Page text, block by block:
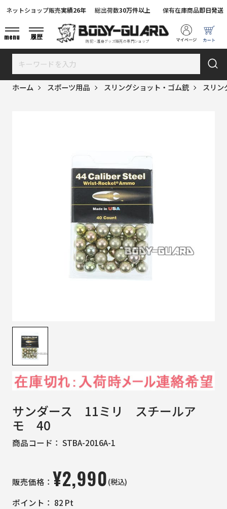
防犯・護身グッズ販売の専門ショップ
ネットショップ販売実績26年 総出荷数30万件以上 保有在庫商品即日発送
menu 履歴
ホーム スポーツ用品 スリングショット・ゴム銃 スリン
サンダース 11ミリ スチールア
モ 40
商品コード： STBA-2016A-1
販売価格： ¥2,990(税込)
ポイント： 82 Pt